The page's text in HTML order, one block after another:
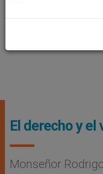
El derecho y el
Monseñor